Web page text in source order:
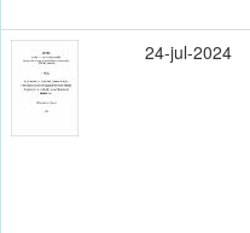
24-jul-2024